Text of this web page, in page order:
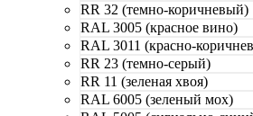
RR 32 (темно-коричневый)
RAL 3005 (красное вино)
RAL 3011 (красно-
RR 23 (темно-серый)
RR 11 (зеленая хвоя)
RAL 6005 (зеленый мох)